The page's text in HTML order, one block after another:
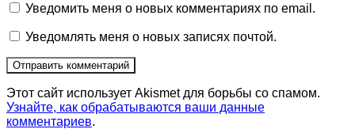
Уведомить меня о новых комментариях по email.
Уведомлять меня о новых записях почтой.
Этот сайт использует Akismet для борьбы со спамом.
Узнайте, как обрабатываются ваши данные
комментариев.